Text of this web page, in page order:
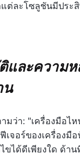
แต่ละโซลูชันมีประ
ละความห
น
ามว่า: "เครื่องมือไ
เจอร์ของเครื่องมื
ได้ดีเพียงใด ด้าน